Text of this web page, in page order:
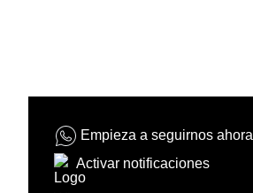
Empieza a seguirnos ahora
Activar notificaciones